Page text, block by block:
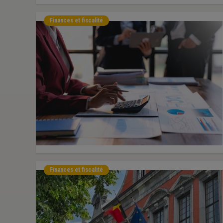
Finances et fiscalité
Finances et fiscalité